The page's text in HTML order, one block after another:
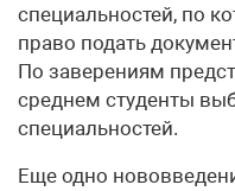
специальностей, по
право подать
По заверениям
среднем студенты
специальностей.
Еще одно